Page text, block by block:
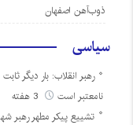
ذوب‌آهن اصفهان
سیاسی
رهبر انقلاب: بار دیگر
نامعتبر است
3 هفته
تشییع پیکر مطهر رهبر